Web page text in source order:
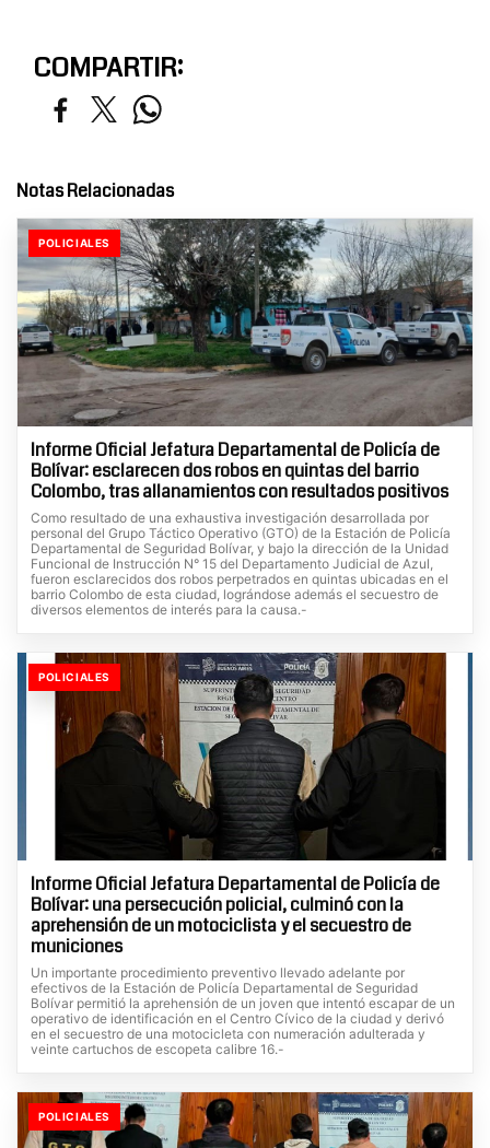
COMPARTIR:
Notas Relacionadas
POLICIALES
Informe Oficial Jefatura Departamental de Policía de
Bolívar: esclarecen dos robos en quintas del barrio
Colombo, tras allanamientos con resultados positivos
Como resultado de una exhaustiva investigación desarrollada por
personal del Grupo Táctico Operativo (GTO) de la Estación de Policía
Departamental de Seguridad Bolívar, y bajo la dirección de la Unidad
Funcional de Instrucción N° 15 del Departamento Judicial de Azul,
fueron esclarecidos dos robos perpetrados en quintas ubicadas en el
barrio Colombo de esta ciudad, lográndose además el secuestro de
diversos elementos de interés para la causa.-
POLICIALES
Informe Oficial Jefatura Departamental de Policía de
Bolívar: una persecución policial, culminó con la
aprehensión de un motociclista y el secuestro de
municiones
Un importante procedimiento preventivo llevado adelante por
efectivos de la Estación de Policía Departamental de Seguridad
Bolívar permitió la aprehensión de un joven que intentó escapar de un
operativo de identificación en el Centro Cívico de la ciudad y derivó
en el secuestro de una motocicleta con numeración adulterada y
veinte cartuchos de escopeta calibre 16.-
POLICIALES